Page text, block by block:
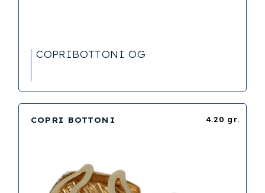
COPRIBOTTONI OG
4.20 gr.
COPRI BOTTONI